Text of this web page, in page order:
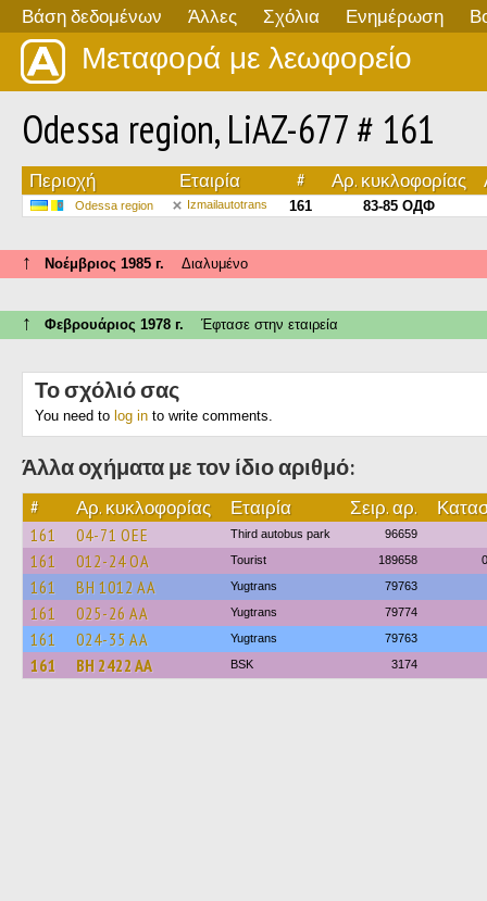
Βάση δεδομένων Άλλες Σχόλια Ενημέρωση
Μεταφορά με λεωφορείο
Odessa region, LiAZ-677 # 161
Περιοχή Εταιρία # Αρ. κυκλοφορίας
Odessa region Izmailautotrans 161 83-85 ОДФ
↑ Νοέμβριος 1985 г. Διαλυμένο
↑ Φεβρουάριος 1978 г. Έφτασε στην εταιρεία
Το σχόλιό σας
You need to log in to write comments.
Άλλα οχήματα με τον ίδιο αριθμό:
# Αρ. κυκλοφορίας Εταιρία Σειρ. αρ.
161 04-71 ОЕЕ Third autobus park 96659
161 012-24 ОА Tourist 189658
161 BH 1012 AA Yugtrans 79763
161 025-26 АА Yugtrans 79774
161 024-35 АА Yugtrans 79763
161 BH 2422 AA BSK 3174